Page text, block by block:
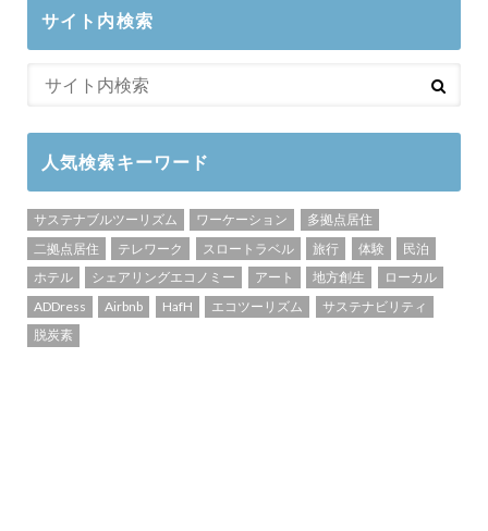
サイト内検索
人気検索キーワード
サステナブルツーリズム ワーケーション
多拠点居住
二拠点居住
テレワーク スロートラベル 旅行 体験
民泊
ホテル
シェアリングエコノミー アート 地方創生
ローカル
ADDress
Airbnb HafH エコツーリズム
サステナビリティ
脱炭素